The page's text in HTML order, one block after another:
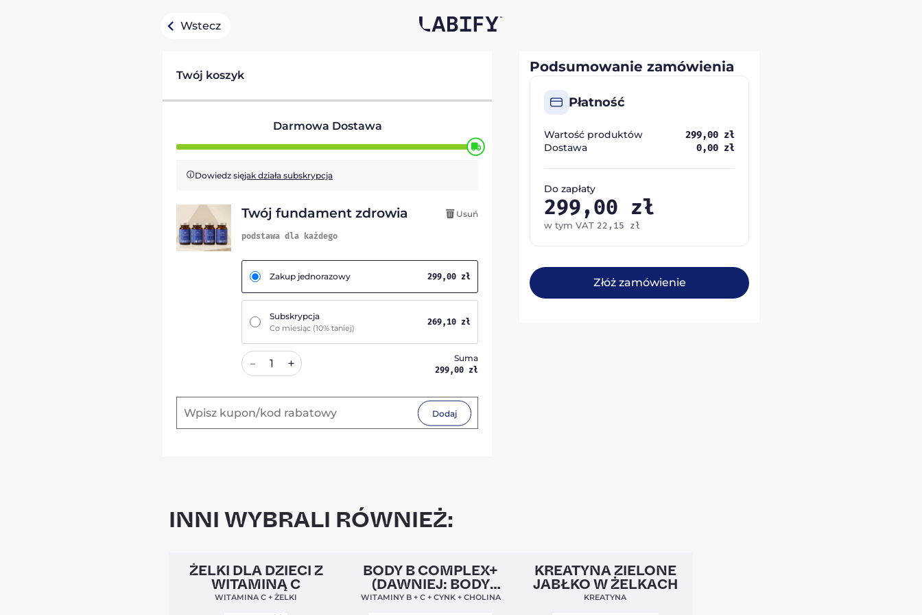
Wstecz
Twój koszyk
Darmowa Dostawa
Dowiedz sięjak działa subskrypcja
Twój fundament zdrowia
podstawa dla każdego
Usuń
Zakup jednorazowy 299,00 zł
Subskrypcja
Co miesiąc (10% taniej)
269,10 zł
– + Suma
299,00 zł
Dodaj
Podsumowanie zamówienia
Płatność
Wartość produktów 299,00 zł
Dostawa 0,00 zł
Do zapłaty
299,00 zł
w tym VAT 22,15 zł
Złóż zamówienie
INNI WYBRALI RÓWNIEŻ:
Clean Label 5,0
ŻELKI DLA DZIECI Z
WITAMINĄ C
WITAMINA C + ŻELKI
Clean Label Nowa Formuła
BODY B COMPLEX+
(DAWNIEJ: BODY
BALANCE)
WITAMINY B + C + CYNK + CHOLINA
Nowość 4,5
KREATYNA ZIELONE
JABŁKO W ŻELKACH
KREATYNA